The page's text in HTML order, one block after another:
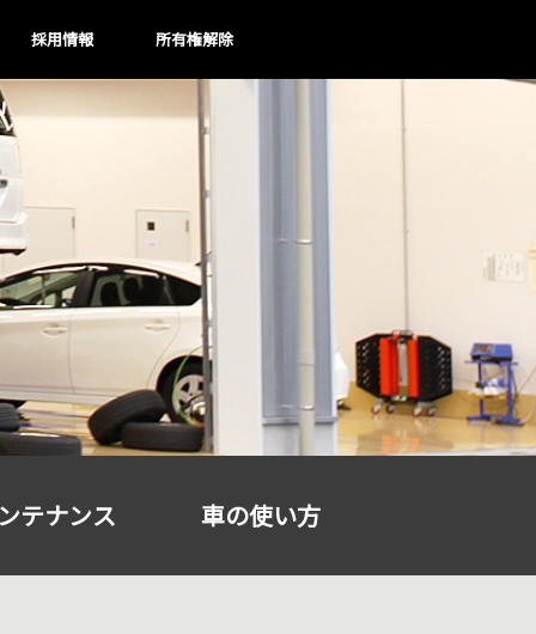
採用情報 所有権解除
テナンス 車の使い方